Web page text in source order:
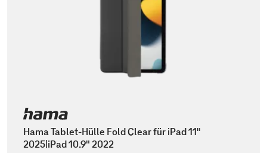
Hama Tablet-Hülle Fold Clear für iPad 11"
2025|iPad 10.9" 2022